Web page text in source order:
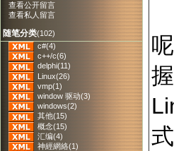
查看公开留言
查看私人留言
随笔分类(102)
c#(4)
c++/c(6)
delphi(11)
Linux(26)
vmp(1)
window 驱动(3)
windows(2)
其他(15)
概念(15)
汇编(4)
神經網絡(1)
式